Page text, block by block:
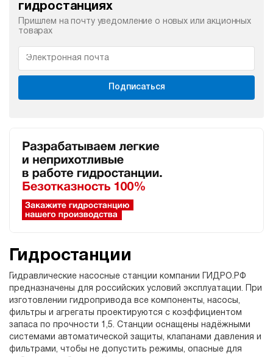
гидростанциях
Пришлем на почту уведомление о новых или акционных
товарах
Подписаться
Гидростанции
Гидравлические насосные станции компании ГИДРО.РФ
предназначены для российских условий эксплуатации. При
изготовлении гидропривода все компоненты, насосы,
фильтры и агрегаты проектируются с коэффициентом
запаса по прочности 1,5. Станции оснащены надёжными
системами автоматической защиты, клапанами давления и
фильтрами, чтобы не допустить режимы, опасные для